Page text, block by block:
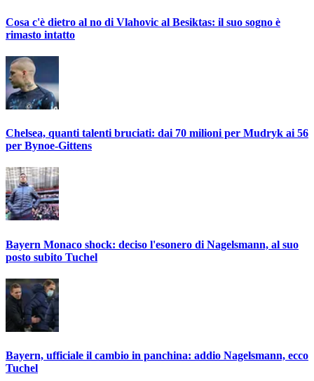
Cosa c'è dietro al no di Vlahovic al Besiktas: il suo sogno è
rimasto intatto
Chelsea, quanti talenti bruciati: dai 70 milioni per Mudryk ai 56
per Bynoe-Gittens
Bayern Monaco shock: deciso l'esonero di Nagelsmann, al suo
posto subito Tuchel
Bayern, ufficiale il cambio in panchina: addio Nagelsmann, ecco
Tuchel